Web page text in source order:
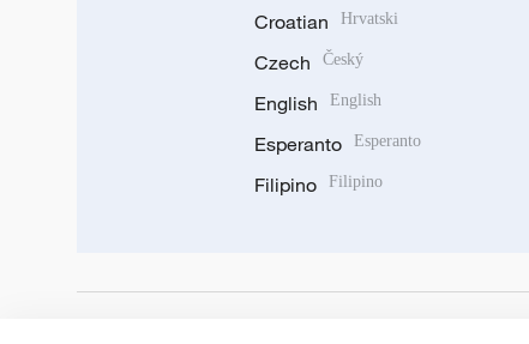
Croatian Hrvatski
Czech Český
English English
Esperanto Esperanto
Filipino Filipino